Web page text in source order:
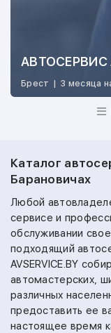
АВТОСЕРВИС
Брест | 3 месяца
Каталог
Барановичах
Любой
сервисе и
обслуживании
подходящий
AVSERVICE.BY
автомастерских,
различных
предоставить ее
настоящее время